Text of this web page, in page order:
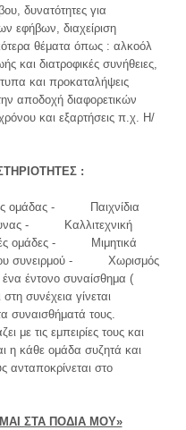
δυνατότητες για
εφήβων, διαχείριση
θέματα όπως : αλκοόλ
και διατροφικές συνήθειες,
και προκαταλήψεις
αποδοχή διαφορετικών
και εξαρτήσεις π.χ. Η/
:
ομάδας - Παιχνίδια
- Καλλιτεχνική
ομάδες - Μιμητικά
συνειρμού - Χωρισμός
έντονο συναίσθημα (
συνέχεια γίνεται
συναισθήματά τους.
με τις εμπειρίες τους και
η κάθε ομάδα συζητά και
ανταποκρίνεται στο
ΣΤΑ ΠΟΔΙΑ ΜΟΥ»